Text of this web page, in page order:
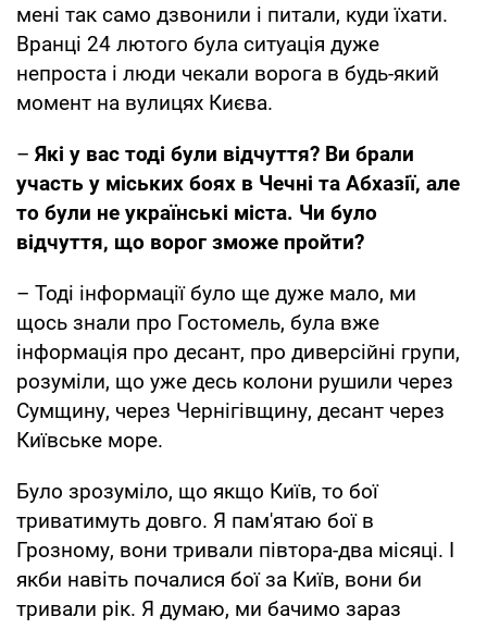
мені так само дзвонили і питали, куди їхати.
Вранці 24 лютого була ситуація дуже
непроста і люди чекали ворога в будь-який
момент на вулицях Києва.
– Які у вас тоді були відчуття? Ви брали
участь у міських боях в Чечні та Абхазії, але
то були не українські міста. Чи було
відчуття, що ворог зможе пройти?
– Тоді інформації було ще дуже мало, ми
щось знали про Гостомель, була вже
інформація про десант, про диверсійні групи,
розуміли, що уже десь колони рушили через
Сумщину, через Чернігівщину, десант через
Київське море.
Було зрозуміло, що якщо Київ, то бої
триватимуть довго. Я пам'ятаю бої в
Грозному, вони тривали півтора-два місяці. І
якби навіть почалися бої за Київ, вони би
тривали рік. Я думаю, ми бачимо зараз